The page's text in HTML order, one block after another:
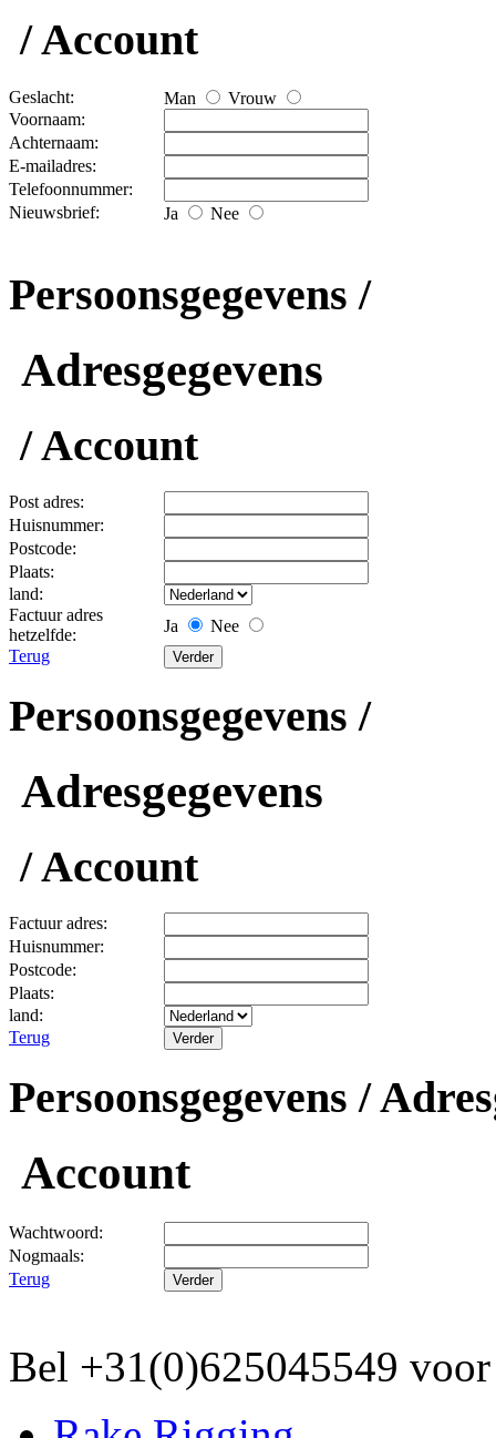
/ Account
Geslacht: Man
Vrouw
Voornaam:
Achternaam:
E-mailadres:
Telefoonnummer:
Nieuwsbrief:
Ja Nee
Persoonsgegevens /
Adresgegevens
/ Account
Post adres:
Huisnummer:
Postcode:
Plaats:
land:
Factuur adres
hetzelfde:
Ja
Nee
Terug
Persoonsgegevens /
Adresgegevens
/ Account
Factuur adres:
Huisnummer:
Postcode:
Plaats:
land:
Terug
Persoonsgegevens /
Account
Wachtwoord:
Nogmaals:
Terug
Bel +31(0)625045549